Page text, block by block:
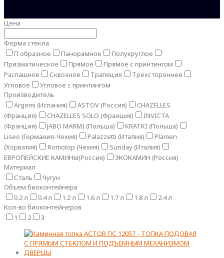
Цена
Форма стекла
П образное
Панорамное
Полукруглое
Призматическое
Прямое
Прямое с принтингом
Распашное
Сквозное Трапеция
Трехстороннее
Угловое
Угловое с принтингом
Производитель
Argemi (Испания)
ASTOV (Россия)
CHAZELLES
(Франция)
CHAZELLES SOLO (Франция)
INVICTA
(Франция)
JABO MARMI (Польша)
KRATKI (Польша)
Liseo (Германия-Чехия)
Palazzetti (Италия)
Plamen
(Хорватия)
Romotop (Чехия)
Sunday (Италия)
ЕВРОПЕЙСКИЕ КАМИНЫ(Россия)
ЭКОКАМИН (Россия)
Материал
Сталь
Чугун
Объем биоконтейнера
0.2 л
0.4 л 1.2 л 1.6 л 1.7 л 1.8 л
2.4 л
Кол-во биоконтейнеров
1
2 3